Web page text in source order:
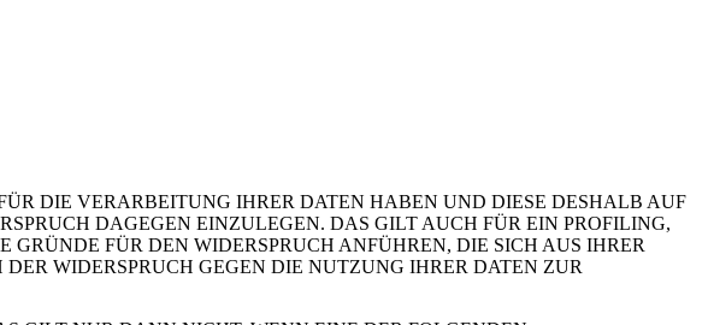
DIE VERARBEITUNG IHRER DATEN HABEN UND DIESE DESHALB AUF
DAGEGEN EINZULEGEN. DAS GILT AUCH FÜR EIN PROFILING,
FÜR DEN WIDERSPRUCH ANFÜHREN, DIE SICH AUS IHRER
WIDERSPRUCH GEGEN DIE NUTZUNG IHRER DATEN ZUR